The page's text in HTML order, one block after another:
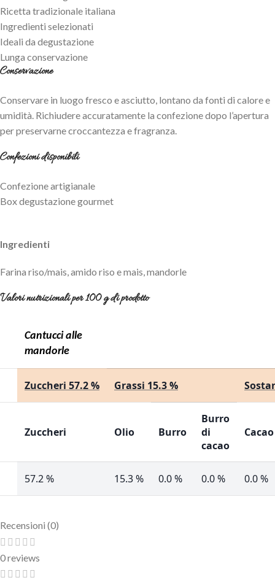
Ricetta tradizionale italiana
Ingredienti selezionati
Ideali da degustazione
Lunga conservazione
Conservazione
Conservare in luogo fresco e asciutto, lontano da fonti di calore e
umidità. Richiudere accuratamente la confezione dopo l’apertura
per preservarne croccantezza e fragranza.
Confezioni disponibili
Confezione artigianale
Box degustazione gourmet
Ingredienti
Farina riso/mais, amido riso e mais, mandorle
Valori nutrizionali per 100 g di prodotto
Cantucci alle
mandorle
Zuccheri 57.2 % Grassi 15.3 %
Zuccheri Olio Burro
Burro
di
cacao
Cacao
57.2 % 15.3 % 0.0 % 0.0 % 0.0 %
Recensioni (0)
0 reviews